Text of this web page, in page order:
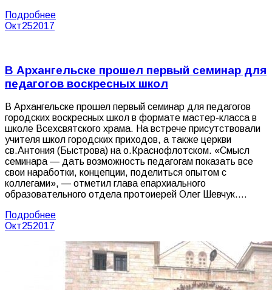
Подробнее
Окт252017
В Архангельске прошел первый семинар для
педагогов воскресных школ
В Архангельске прошел первый семинар для педагогов
городских воскресных школ в формате мастер-класса в
школе Всехсвятского храма. На встрече присутствовали
учителя школ городских приходов, а также церкви
св.Антония (Быстрова) на о.Краснофлотском. «Смысл
семинара — дать возможность педагогам показать все
свои наработки, концепции, поделиться опытом с
коллегами», — отметил глава епархиального
образовательного отдела протоиерей Олег Шевчук.…
Подробнее
Окт252017